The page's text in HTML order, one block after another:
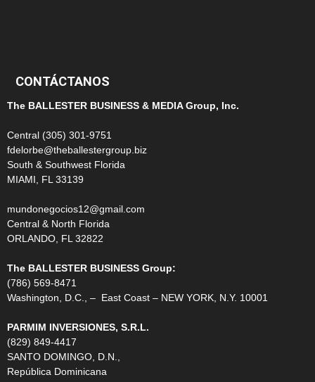
CONTÁCTANOS
The BALLESTER BUSINESS & MEDIA Group, Inc.
Central (305) 301-9751
fdelorbe@theballestergroup.biz
South & Southwest Florida
MIAMI, FL 33139
mundonegocios12@gmail.com
Central & North Florida
ORLANDO, FL 32822
The BALLESTER BUSINESS Group:
(786) 569-8471
Washington, D.C., – East Coast – NEW YORK, N.Y. 10001
PARMIM INVERSIONES, S.R.L.
(829) 849-4417
SANTO DOMINGO, D.N.,
República Dominicana